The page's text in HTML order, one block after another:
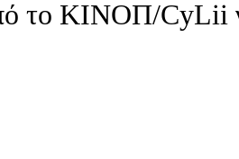
το ΚΙΝOΠ/CyLii